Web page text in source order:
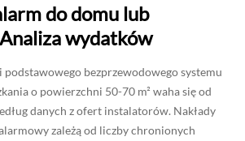
do domu lub
wydatków
bezprzewodowego systemu
o powierzchni 50-70 m² waha się od
danych z ofert instalatorów. Nakłady
zależą od liczby chronionych